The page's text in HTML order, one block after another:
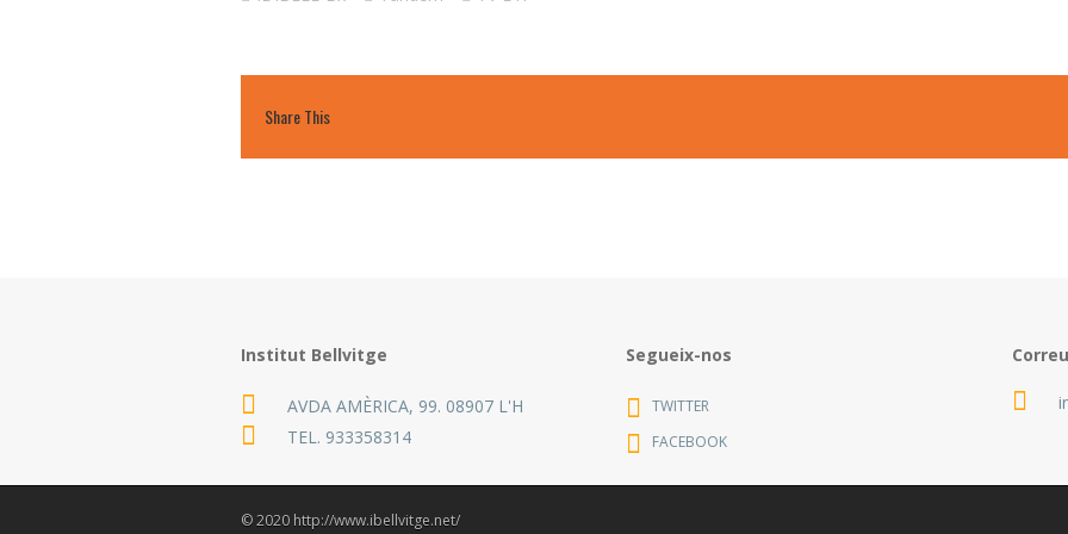
Share This
Institut Bellvitge
AVDA AMÈRICA, 99. 08907 L'H
TEL. 933358314
Segueix-nos
TWITTER
FACEBOOK
Correu
© 2020 http://www.ibellvitge.net/